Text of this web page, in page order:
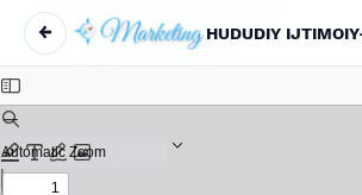
←
Maqola tafsilotlariga qaytish
HUDUDIY